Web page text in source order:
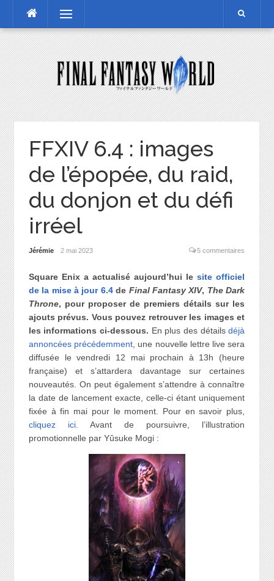
content
Menu
FFXIV 6.4 : images
de l’épopée, du raid,
du donjon et du défi
irréel
Jérémie 2 mai 2023 5 commentaires
Square Enix a actualisé aujourd’hui lesite officiel
de la mise à jour 6.4de Final Fantasy XIV, The Dark
Throne, pour proposer de premiers détails sur les
ajouts prévus. Vous pouvez retrouver les images et
les informations ci-dessous. En plus des détailsdéjà
annoncées précédemment , une nouvelle lettre live sera
diffusée le vendredi 12 mai prochain à 13h (heure
française) et s’attardera davantage sur certaines
nouveautés. On peut également s’attendre à connaître
la date de lancement exacte, celle-ci étant uniquement
fixée à fin mai pour le moment. Pour en savoir plus,
cliquez ici. Avant de poursuivre, l’illustration
promotionnelle par Yûsuke Mogi :